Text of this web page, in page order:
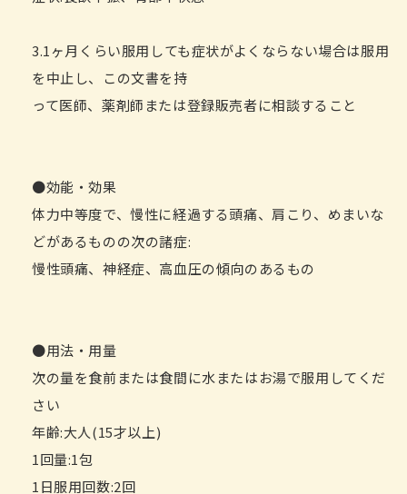
3.1ヶ月くらい服用しても症状がよくならない場合は服用
を中止し、この文書を持
って医師、薬剤師または登録販売者に相談すること
●効能・効果
体力中等度で、慢性に経過する頭痛、肩こり、めまいな
どがあるものの次の諸症:
慢性頭痛、神経症、高血圧の傾向のあるもの
●用法・用量
次の量を食前または食間に水またはお湯で服用してくだ
さい
年齢:大人(15才以上)
1回量:1包
1日服用回数:2回